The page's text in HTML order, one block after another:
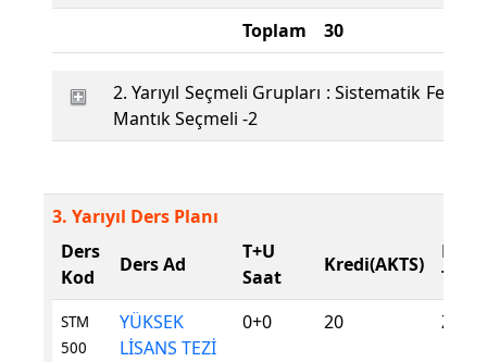
Toplam 30
2. Yarıyıl Seçmeli Grupları : Sistematik
Mantık Seçmeli -2
3. Yarıyıl Ders Planı
Ders
Kod
Ders Ad
T+U
Saat
Kredi(AKTS)
Ders
Tür
STM
500
YÜKSEK
LİSANS TEZİ
0+0 20